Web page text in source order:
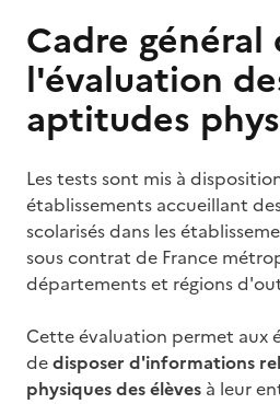
Cadre général
l'évaluation
aptitudes
Les tests sont mis à
établissements accueillant
scolarisés dans les
sous contrat de France
départements et régions
Cette évaluation permet aux
dedisposer d'informations
physiques des élèves à leur